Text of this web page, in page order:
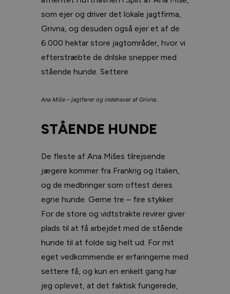
som ejer og driver det lokale jagtfirma,
Grivna, og desuden også ejer et af de
6.000 hektar store jagtområder, hvor vi
efterstræbte de drilske snepper med
stående hunde. Settere.
Ana Miše – jagtfører og indehaver af Grivna.
STÅENDE HUNDE
De fleste af Ana Mišes tilrejsende
jægere kommer fra Frankrig og Italien,
og de medbringer som oftest deres
egne hunde. Gerne tre – fire stykker.
For de store og vidtstrakte revirer giver
plads til at få arbejdet med de stående
hunde til at folde sig helt ud. For mit
eget vedkommende er erfaringerne med
settere få, og kun en enkelt gang har
jeg oplevet, at det faktisk fungerede,